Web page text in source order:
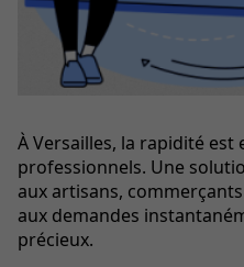
À Versailles, la rapidité est
professionnels. Une
aux artisans,
aux demandes
précieux.